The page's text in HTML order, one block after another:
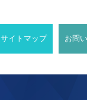
サイトマップ お問